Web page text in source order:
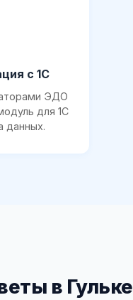
с 1С
ЭДО
для 1С
данных.
в